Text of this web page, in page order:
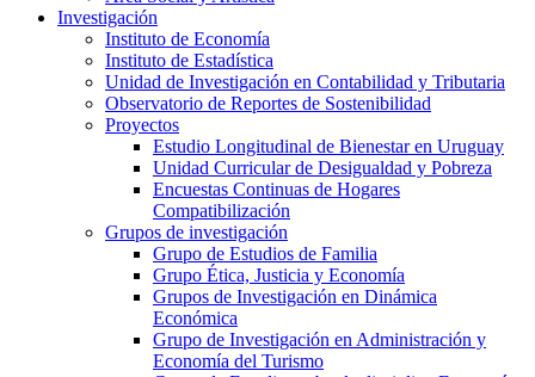
Investigación
Instituto de Economía
Instituto de Estadística
Unidad de Investigación en Contabilidad y Tributaria
Observatorio de Reportes de Sostenibilidad
Proyectos
Estudio Longitudinal de Bienestar en Uruguay
Unidad Curricular de Desigualdad y Pobreza
Encuestas Continuas de Hogares
Compatibilización
Grupos de investigación
Grupo de Estudios de Familia
Grupo Ética, Justicia y Economía
Grupos de Investigación en Dinámica
Económica
Grupo de Investigación en Administración y
Economía del Turismo